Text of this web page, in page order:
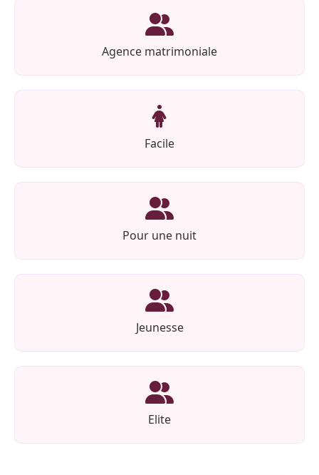
Agence matrimoniale
Facile
Pour une nuit
Jeunesse
Elite